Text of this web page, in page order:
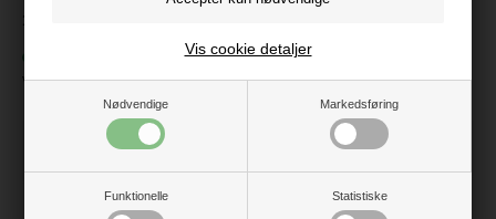
Nødvendige Markedsføring
Funktionelle Statistiske
Vis cookie detaljer
139,95
Varenr.:13251477-KL
Varenr.:13249385-MM